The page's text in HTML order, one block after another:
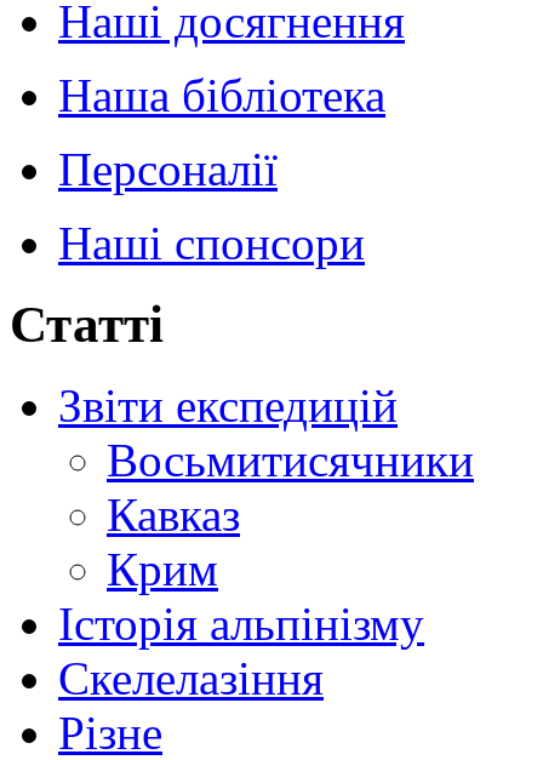
Наші досягнення
Наша бібліотека
Персоналії
Наші спонсори
Статті
Звіти експедицій
Восьмитисячники
Кавказ
Крим
Історія альпінізму
Скелелазіння
Різне